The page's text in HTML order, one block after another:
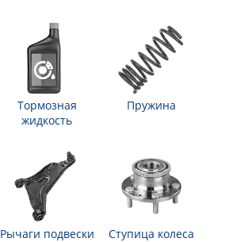
Тормозная
жидкость
Пружина
Рычаги подвески Ступица колеса